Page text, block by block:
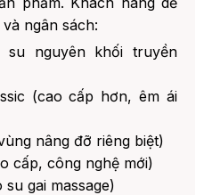
ngân sách:
su nguyên khối truyền
(cao cấp hơn, êm ái
nâng đỡ riêng biệt)
cấp, công nghệ mới)
gai massage)